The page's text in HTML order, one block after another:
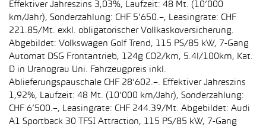
Effektiver Jahreszins 3,03%, Laufzeit: 48 Mt. (10’000
km/Jahr), Sonderzahlung: CHF 5’650.–, Leasingrate: CHF
221.85/Mt. exkl. obligatorischer Vollkaskoversicherung.
Abgebildet: Volkswagen Golf Trend, 115 PS/85 kW, 7-Gang
Automat DSG Frontantrieb, 124g CO2/km, 5.4l/100km, Kat.
D in Uranograu Uni. Fahrzeugpreis inkl.
Ablieferungspauschale CHF 28’602.–. Effektiver Jahreszins
1,92%, Laufzeit: 48 Mt. (10’000 km/Jahr), Sonderzahlung:
CHF 6’500.–, Leasingrate: CHF 244.39/Mt. Abgebildet: Audi
A1 Sportback 30 TFSI Attraction, 115 PS/85 kW, 7-Gang